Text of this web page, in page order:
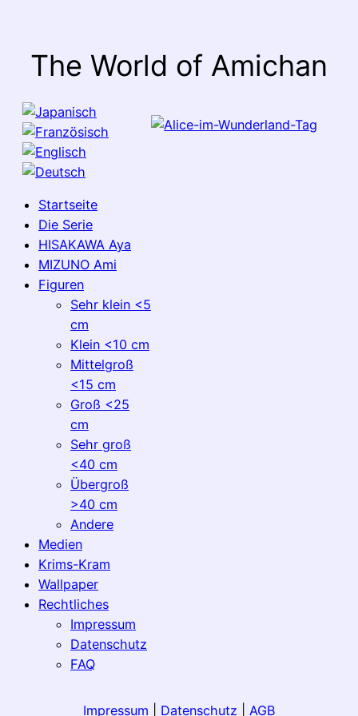
The World of Amichan
Startseite
Die Serie
HISAKAWA Aya
MIZUNO Ami
Figuren
Sehr klein <5
cm
Klein <10 cm
Mittelgroß
<15 cm
Groß <25
cm
Sehr groß
<40 cm
Übergroß
>40 cm
Andere
Medien
Krims-Kram
Wallpaper
Rechtliches
Impressum
Datenschutz
FAQ
Impressum Datenschutz AGB